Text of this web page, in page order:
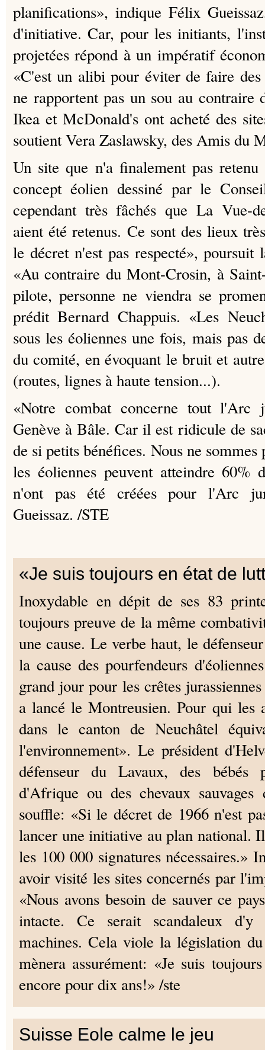
planifications», indique Félix
d'initiative. Car, pour les initiants,
projetées répond à un impératif
«C'est un alibi pour éviter de faire
ne rapportent pas un sou au contraire
Ikea et McDonald's ont acheté des
soutient Vera Zaslawsky, des Amis du
Un site que n'a finalement pas
concept éolien dessiné par le
cependant très fâchés que La Vue-
aient été retenus. Ce sont des lieux
le décret n'est pas respecté», poursuit
«Au contraire du Mont-Crosin, à
pilote, personne ne viendra se
prédit Bernard Chappuis. «Les
sous les éoliennes une fois, mais pas
du comité, en évoquant le bruit et
(routes, lignes à haute tension...).
«Notre combat concerne tout l'Arc
Genève à Bâle. Car il est ridicule de
de si petits bénéfices. Nous ne
les éoliennes peuvent atteindre 60%
n'ont pas été créées pour l'Arc
Gueissaz. /STE
«Je suis toujours en état de
Inoxydable en dépit de ses 83
toujours preuve de la même
une cause. Le verbe haut, le
la cause des pourfendeurs
grand jour pour les crêtes
a lancé le Montreusien. Pour qui les
dans le canton de Neuchâtel
l'environnement». Le président
défenseur du Lavaux, des bébés
d'Afrique ou des chevaux
souffle: «Si le décret de 1966 n'est
lancer une initiative au plan national.
les 100 000 signatures nécessaires.»
avoir visité les sites concernés par
«Nous avons besoin de sauver ce
intacte. Ce serait scandaleux d'y
machines. Cela viole la législation
mènera assurément: «Je suis
encore pour dix ans!» /ste
Suisse Eole calme le jeu